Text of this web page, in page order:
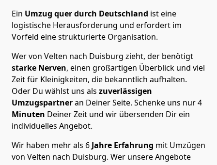
Ein Umzug quer durch Deutschland ist eine
logistische Herausforderung und erfordert im
Vorfeld eine strukturierte Organisation.
Wer von Velten nach Duisburg zieht, der benötigt
starke Nerven, einen großartigen Überblick und viel
Zeit für Kleinigkeiten, die bekanntlich aufhalten.
Oder Du wählst uns als zuverlässigen
Umzugspartneran Deiner Seite. Schenke uns nur4
Minuten Deiner Zeit und wir übersenden Dir ein
individuelles Angebot.
Wir haben mehr als 6 Jahre Erfahrung mit Umzügen
von Velten nach Duisburg. Wer unsere Angebote